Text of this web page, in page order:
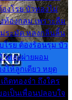
งโรย บัวทองไม่
ท้องกลม เพราะลืม
ระมัด หลงกลิ่นลิ้น
โรย ต้องร้อนรุม บัว
ทองผ่ายผอม
ไห้ลูกเดียว หยุด
ถิดทองจ๋า ถึงใคร
อเป็นเพื่อนปลอบใจ